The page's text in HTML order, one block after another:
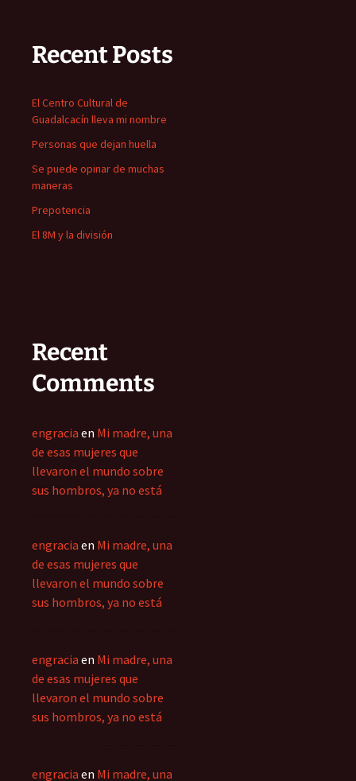
Recent Posts
El Centro Cultural de
Guadalcacín lleva mi nombre
Personas que dejan huella
Se puede opinar de muchas
maneras
Prepotencia
El 8M y la división
Recent
Comments
engracia en Mi madre, una
de esas mujeres que
llevaron el mundo sobre
sus hombros, ya no está
engracia en Mi madre, una
de esas mujeres que
llevaron el mundo sobre
sus hombros, ya no está
engracia en Mi madre, una
de esas mujeres que
llevaron el mundo sobre
sus hombros, ya no está
engracia en Mi madre, una